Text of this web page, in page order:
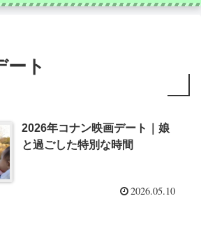
ート
2026年コナン映画デート｜娘
と過ごした特別な時間
2026.05.10